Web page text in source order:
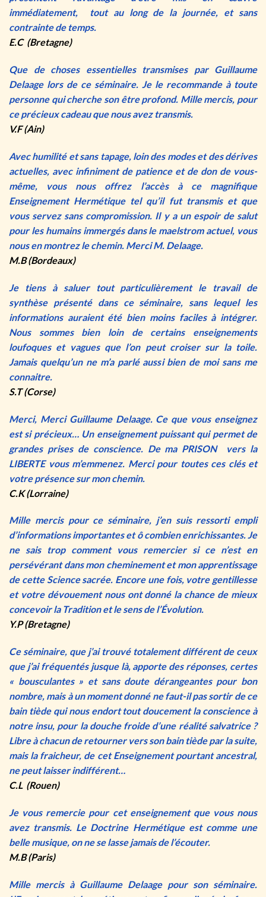
immédiatement, tout au long de la journée, et sans
contrainte de temps.
E.C (Bretagne)
Que de choses essentielles transmises par Guillaume
Delaage lors de ce séminaire. Je le recommande à toute
personne qui cherche son être profond. Mille mercis, pour
ce précieux cadeau que nous avez transmis.
V.F (Ain)
Avec humilité et sans tapage, loin des modes et des dérives
actuelles, avec infiniment de patience et de don de vous-
même, vous nous offrez l’accès à ce magnifique
Enseignement Hermétique tel qu’il fut transmis et que
vous servez sans compromission. Il y a un espoir de salut
pour les humains immergés dans le maelstrom actuel, vous
nous en montrez le chemin. Merci M. Delaage.
M.B (Bordeaux)
Je tiens à saluer tout particulièrement le travail de
synthèse présenté dans ce séminaire, sans lequel les
informations auraient été bien moins faciles à intégrer.
Nous sommes bien loin de certains enseignements
loufoques et vagues que l’on peut croiser sur la toile.
Jamais quelqu’un ne m’a parlé aussi bien de moi sans me
connaitre.
S.T (Corse)
Merci, Merci Guillaume Delaage. Ce que vous enseignez
est si précieux… Un enseignement puissant qui permet de
grandes prises de conscience. De ma PRISON vers la
LIBERTE vous m’emmenez. Merci pour toutes ces clés et
votre présence sur mon chemin.
C.K (Lorraine)
Mille mercis pour ce séminaire, j’en suis ressorti empli
d’informations importantes et ô combien enrichissantes. Je
ne sais trop comment vous remercier si ce n’est en
persévérant dans mon cheminement et mon apprentissage
de cette Science sacrée. Encore une fois, votre gentillesse
et votre dévouement nous ont donné la chance de mieux
concevoir la Tradition et le sens de l’Évolution.
Y.P (Bretagne)
Ce séminaire, que j’ai trouvé totalement différent de ceux
que j’ai fréquentés jusque là, apporte des réponses, certes
« bousculantes » et sans doute dérangeantes pour bon
nombre, mais à un moment donné ne faut-il pas sortir de ce
bain tiède qui nous endort tout doucement la conscience à
notre insu, pour la douche froide d’une réalité salvatrice ?
Libre à chacun de retourner vers son bain tiède par la suite,
mais la fraicheur, de cet Enseignement pourtant ancestral,
ne peut laisser indifférent…
C.L (Rouen)
Je vous remercie pour cet enseignement que vous nous
avez transmis. Le Doctrine Hermétique est comme une
belle musique, on ne se lasse jamais de l’écouter.
M.B (Paris)
Mille mercis à Guillaume Delaage pour son séminaire.